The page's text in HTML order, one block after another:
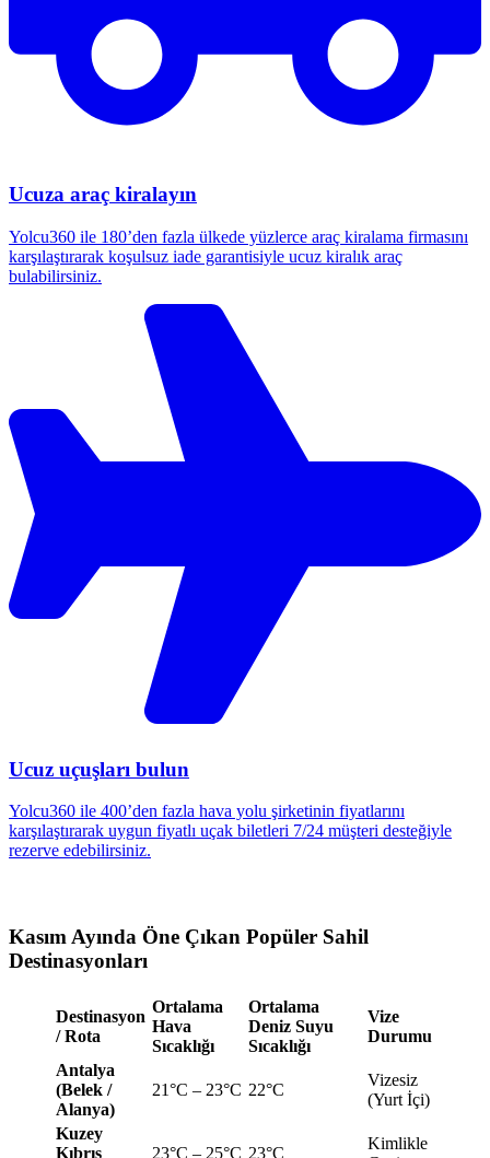
Ucuza araç kiralayın
Yolcu360 ile 180’den fazla ülkede yüzlerce araç kiralama firmasını
karşılaştırarak koşulsuz iade garantisiyle ucuz kiralık araç
bulabilirsiniz.
Ucuz uçuşları bulun
Yolcu360 ile 400’den fazla hava yolu şirketinin fiyatlarını
karşılaştırarak uygun fiyatlı uçak biletleri 7/24 müşteri desteğiyle
rezerve edebilirsiniz.
Kasım Ayında Öne Çıkan Popüler Sahil
Destinasyonları
Destinasyon
/ Rota
Ortalama
Hava
Sıcaklığı
Ortalama
Deniz Suyu
Sıcaklığı
Vize
Durumu
Antalya
(Belek /
Alanya)
21°C – 23°C 22°C
Vizesiz
(Yurt İçi)
Kuzey
Kıbrıs
23°C – 25°C 23°C
Kimlikle